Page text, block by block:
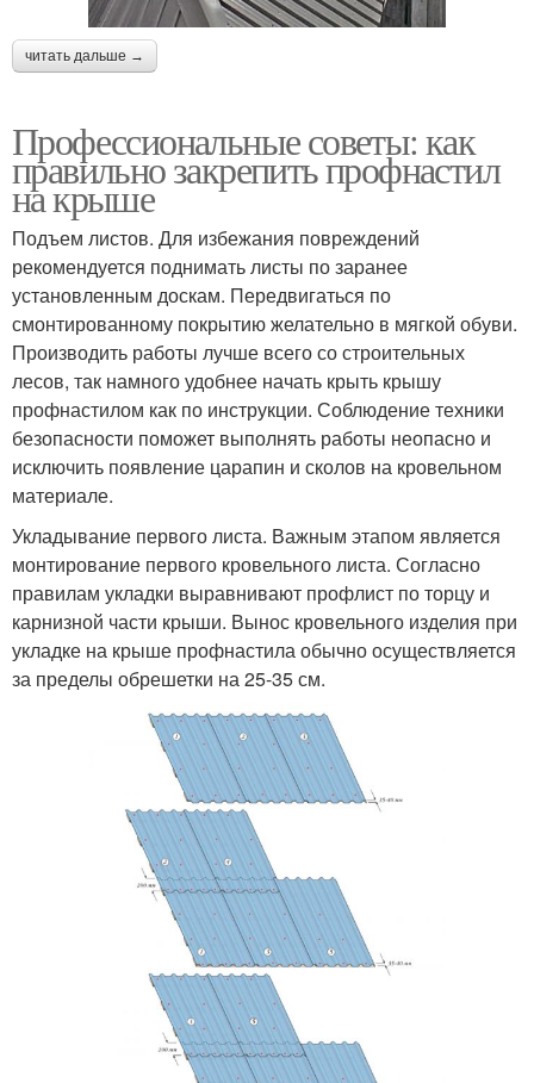
читать дальше →
Профессиональные советы: как
правильно закрепить профнастил
на крыше
Подъем листов. Для избежания повреждений
рекомендуется поднимать листы по заранее
установленным доскам. Передвигаться по
смонтированному покрытию желательно в мягкой обуви.
Производить работы лучше всего со строительных
лесов, так намного удобнее начать крыть крышу
профнастилом как по инструкции. Соблюдение техники
безопасности поможет выполнять работы неопасно и
исключить появление царапин и сколов на кровельном
материале.
Укладывание первого листа. Важным этапом является
монтирование первого кровельного листа. Согласно
правилам укладки выравнивают профлист по торцу и
карнизной части крыши. Вынос кровельного изделия при
укладке на крыше профнастила обычно осуществляется
за пределы обрешетки на 25-35 см.